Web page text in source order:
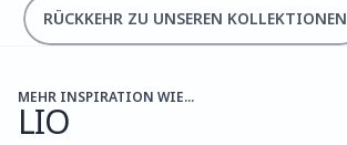
RÜCKKEHR ZU UNSEREN KOLLEKTIONEN
MEHR INSPIRATION WIE...
LIO